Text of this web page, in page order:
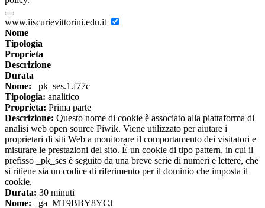
www.iiscurievittorini.edu.it
Nome
Tipologia
Proprieta
Descrizione
Durata
Nome: _pk_ses.1.f77c
Tipologia: analitico
Proprieta: Prima parte
Descrizione: Questo nome di cookie è associato alla piattaforma di
analisi web open source Piwik. Viene utilizzato per aiutare i
proprietari di siti Web a monitorare il comportamento dei visitatori e
misurare le prestazioni del sito. È un cookie di tipo pattern, in cui il
prefisso _pk_ses è seguito da una breve serie di numeri e lettere, che
si ritiene sia un codice di riferimento per il dominio che imposta il
cookie.
Durata: 30 minuti
Nome: _ga_MT9BBY8YCJ